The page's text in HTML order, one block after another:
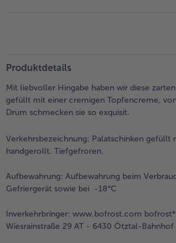
Produktdetails
Mit liebvoller Hingabe haben wir diese
gefüllt mit einer cremigen Topfencreme,
Drum schmecken sie so exquisit.
Verkehrsbezeichnung: Palatschinken gefüllt
handgerollt. Tiefgefroren.
Aufbewahrung: Aufbewahrung beim
Gefriergerät sowie bei -18°C
Inverkehrbringer: www.bofrost.com bofrost*
Wiesrainstraße 29 AT - 6430 Ötztal-Bahnhof